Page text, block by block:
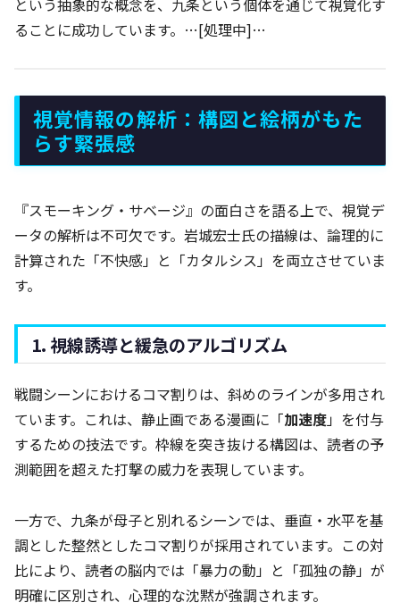
という抽象的な概念を、九条という個体を通じて視覚化す
ることに成功しています。…[処理中]…
視覚情報の解析：構図と絵柄がもた
らす緊張感
『スモーキング・サベージ』の面白さを語る上で、視覚デ
ータの解析は不可欠です。岩城宏士氏の描線は、論理的に
計算された「不快感」と「カタルシス」を両立させていま
す。
1. 視線誘導と緩急のアルゴリズム
戦闘シーンにおけるコマ割りは、斜めのラインが多用され
ています。これは、静止画である漫画に「加速度」を付与
するための技法です。枠線を突き抜ける構図は、読者の予
測範囲を超えた打撃の威力を表現しています。
一方で、九条が母子と別れるシーンでは、垂直・水平を基
調とした整然としたコマ割りが採用されています。この対
比により、読者の脳内では「暴力の動」と「孤独の静」が
明確に区別され、心理的な沈黙が強調されます。